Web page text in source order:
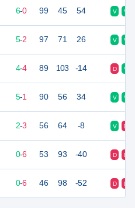
6-0 99 45 54 V V
5-2 97 71 26 V V
4-4 89 103 -14 D V
5-1 90 56 34 V V
2-3 56 64 -8 V D
0-6 53 93 -40 D D
0-6 46 98 -52 D D